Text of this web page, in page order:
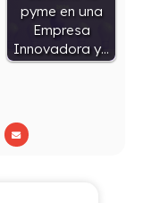
pyme en una
Empresa
Innovadora y…